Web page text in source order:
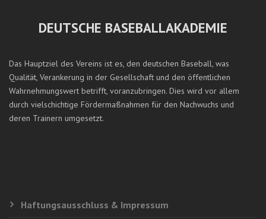
DEUTSCHE BASEBALLAKADEMIE
Das Hauptziel des Vereins ist es, den deutschen Baseball, was
Qualität, Verankerung in der Gesellschaft und den öffentlichen
Wahrnehmungswert betrifft, voranzubringen. Dies wird vor allem
durch vielschichtige Fördermaßnahmen für den Nachwuchs und
deren Trainern umgesetzt.
Haftungsausschluss & Impressum